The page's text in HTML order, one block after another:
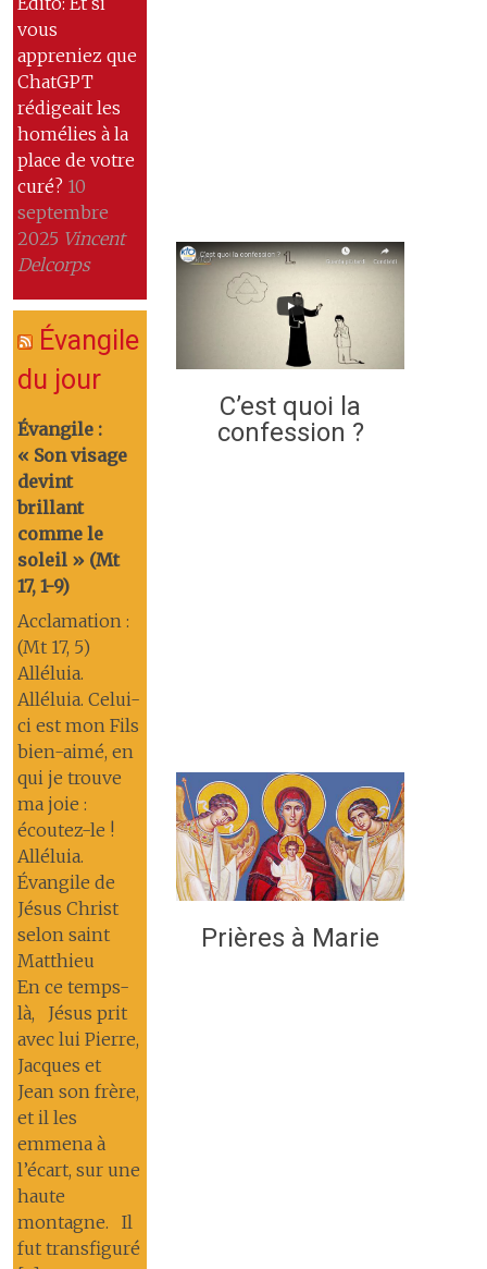
vous
appreniez que
ChatGPT
rédigeait les
homélies à la
place de votre
curé? 10
septembre
2025 Vincent
Delcorps
Évangile
du jour
Évangile :
« Son visage
devint
brillant
comme le
soleil » (Mt
17, 1-9)
Acclamation :
(Mt 17, 5)
Alléluia.
Alléluia. Celui-
ci est mon Fils
bien-aimé, en
qui je trouve
ma joie :
écoutez-le !
Alléluia.
Évangile de
Jésus Christ
selon saint
Matthieu
En ce temps-
là, Jésus prit
avec lui Pierre,
Jacques et
Jean son frère,
et il les
emmena à
l’écart, sur une
haute
montagne. Il
fut transfiguré
C’est quoi la
confession ?
Prières à Marie